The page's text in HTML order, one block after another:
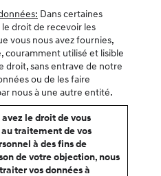
Dans certaines
droit de recevoir les
vous nous avez fournies,
couramment utilisé et lisible
droit, sans entrave de notre
ou de les faire
nous à une autre entité.
avez le droit de vous
traitement de vos
à des fins de
de votre objection, nous
vos données à